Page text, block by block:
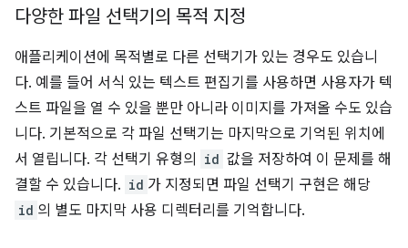
다양한 파일 선택기의 목적 지정
애플리케이션에 목적별로 다른 선택기가 있는 경우도 있습니
다. 예를 들어 서식 있는 텍스트 편집기를 사용하면 사용자가 텍
스트 파일을 열 수 있을 뿐만 아니라 이미지를 가져올 수도 있습
니다. 기본적으로 각 파일 선택기는 마지막으로 기억된 위치에
서 열립니다. 각 선택기 유형의
id 값을 저장하여 이 문제를 해
결할 수 있습니다. id 가 지정되면 파일 선택기 구현은 해당
id 의 별도 마지막 사용 디렉터리를 기억합니다.